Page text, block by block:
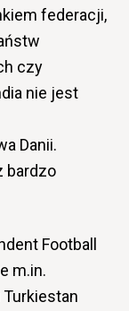
federacji,
czy
nie jest
Danii.
bardzo
Football
m.in.
Turkiestan